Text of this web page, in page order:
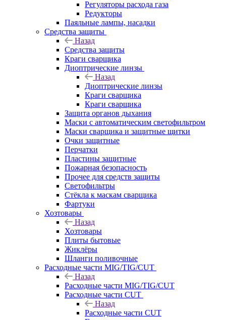
Регуляторы расхода газа
Редукторы
Паяльные лампы, насадки
Средства защиты
Назад
Средства защиты
Краги сварщика
Диоптрические линзы
Назад
Диоптрические линзы
Краги сварщика
Краги сварщика
Защита органов дыхания
Маски с автоматическим светофильтром
Маски сварщика и защитные щитки
Очки защитные
Перчатки
Пластины защитные
Пожарная безопасность
Прочее для средств защиты
Светофильтры
Стёкла к маскам сварщика
Фартуки
Хозтовары
Назад
Хозтовары
Плиты бытовые
Жиклёры
Шланги поливочные
Расходные части MIG/TIG/CUT
Назад
Расходные части MIG/TIG/CUT
Расходные части CUT
Назад
Расходные части CUT